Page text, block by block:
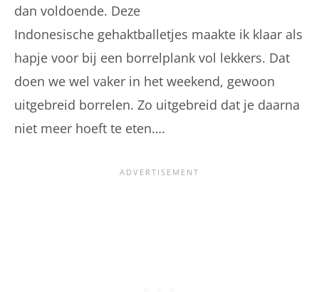
dan voldoende. Deze
Indonesische gehaktballetjes maakte ik klaar als
hapje voor bij een borrelplank vol lekkers. Dat
doen we wel vaker in het weekend, gewoon
uitgebreid borrelen. Zo uitgebreid dat je daarna
niet meer hoeft te eten….